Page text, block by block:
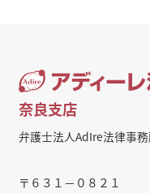
奈良支店
弁護士法人AdIre法律事
〒６３１－０８２１